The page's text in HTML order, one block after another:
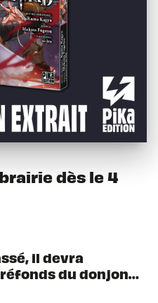
dès le 4
il devra
du donjon…